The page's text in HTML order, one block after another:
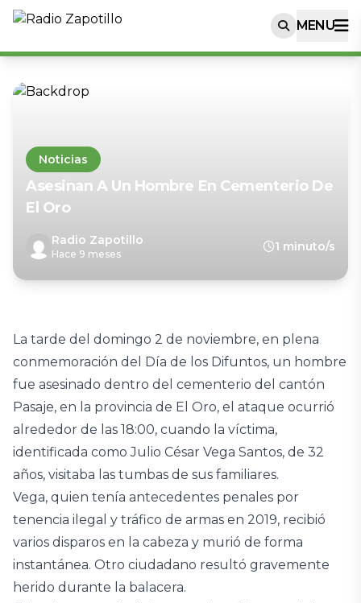
MENU
Noticias
Asesinan A Un Hombre En Cementerio De
El Oro
Radio Zapotillo
Hace 9 meses
1 minuto/s
La tarde del domingo 2 de noviembre, en plena
conmemoración del Día de los Difuntos, un hombre
fue asesinado dentro del cementerio del cantón
Pasaje, en la provincia de El Oro, el ataque ocurrió
alrededor de las 18:00, cuando la víctima,
identificada como Julio César Vega Santos, de 32
años, visitaba las tumbas de sus familiares.
Vega, quien tenía antecedentes penales por
tenencia ilegal y tráfico de armas en 2019, recibió
varios disparos en la cabeza y murió de forma
instantánea. Otro ciudadano resultó gravemente
herido durante la balacera.